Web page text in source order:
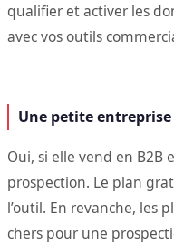
qualifier et activer les
avec vos outils
Une petite
Oui, si elle vend en B2B
prospection. Le plan
l’outil. En revanche, les
chers pour une